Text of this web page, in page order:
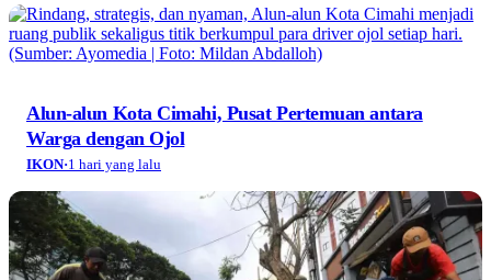
Alun-alun Kota Cimahi, Pusat Pertemuan antara
Warga dengan Ojol
IKON·1 hari yang lalu